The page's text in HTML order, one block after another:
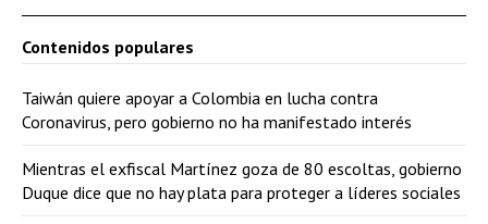
Contenidos populares
Taiwán quiere apoyar a Colombia en lucha contra
Coronavirus, pero gobierno no ha manifestado interés
Mientras el exfiscal Martínez goza de 80 escoltas, gobierno
Duque dice que no hay plata para proteger a líderes sociales